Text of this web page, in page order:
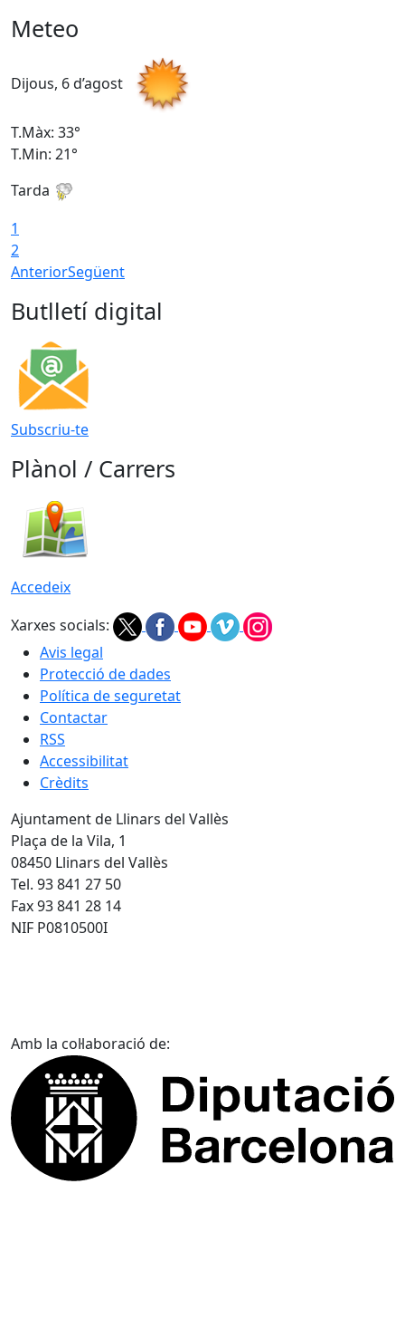
Meteo
Dijous, 6 d’agost
T.Màx: 33°
T.Min: 21°
Tarda
1
2
AnteriorSegüent
Butlletí digital
Subscriu-te
Plànol / Carrers
Accedeix
Xarxes socials:
Avis legal
Protecció de dades
Política de seguretat
Contactar
RSS
Accessibilitat
Crèdits
Ajuntament de Llinars del Vallès
Plaça de la Vila, 1
08450 Llinars del Vallès
Tel. 93 841 27 50
Fax 93 841 28 14
NIF P0810500I
Amb la col·laboració de: